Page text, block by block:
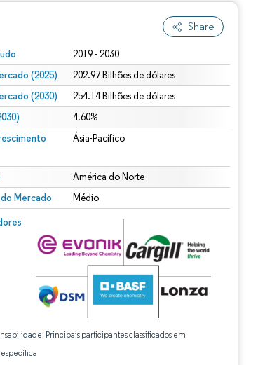
Share
2019 - 2030
(2025) 202.97 Bilhões de dólares
(2030) 254.14 Bilhões de dólares
4.60%
Ásia-Pacífico
América do Norte
Mercado Médio
Principais participantes classificados em